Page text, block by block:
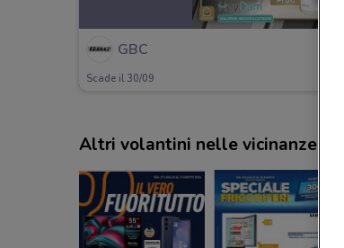
GBC
Scade il 30/09
Altri volantini nelle vicinanze